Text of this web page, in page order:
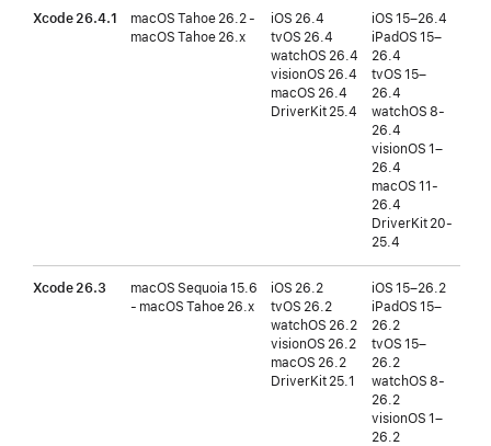
Xcode 26.4.1
macOS Tahoe 26.2 -
macOS Tahoe 26.x
iOS 26.4
tvOS 26.4
watchOS 26.4
visionOS 26.4
macOS 26.4
DriverKit 25.4
iOS 15–26.4
iPadOS 15–
26.4
tvOS 15–
26.4
watchOS 8-
26.4
visionOS 1–
26.4
macOS 11-
26.4
DriverKit 20-
25.4
Xcode 26.3
macOS Sequoia 15.6
- macOS Tahoe 26.x
iOS 26.2
tvOS 26.2
watchOS 26.2
visionOS 26.2
macOS 26.2
DriverKit 25.1
iOS 15–26.2
iPadOS 15–
26.2
tvOS 15–
26.2
watchOS 8-
26.2
visionOS 1–
26.2